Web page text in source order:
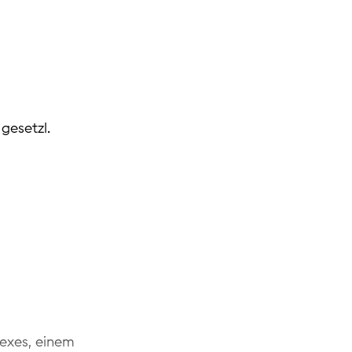
einem